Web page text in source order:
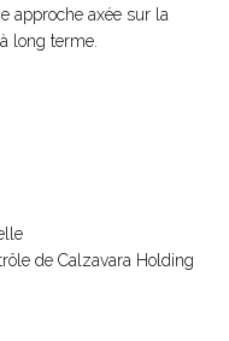
approche axée sur la
long terme.
de Calzavara Holding